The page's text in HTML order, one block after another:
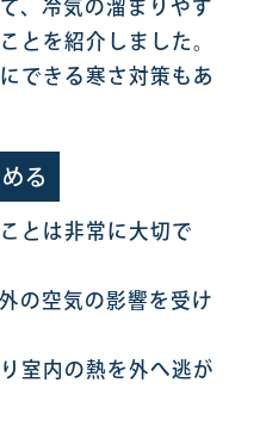
、冷気の溜まりやす
とを紹介しました。
できる寒さ対策もあ
る
とは非常に大切で
の空気の影響を受け
室内の熱を外へ逃が